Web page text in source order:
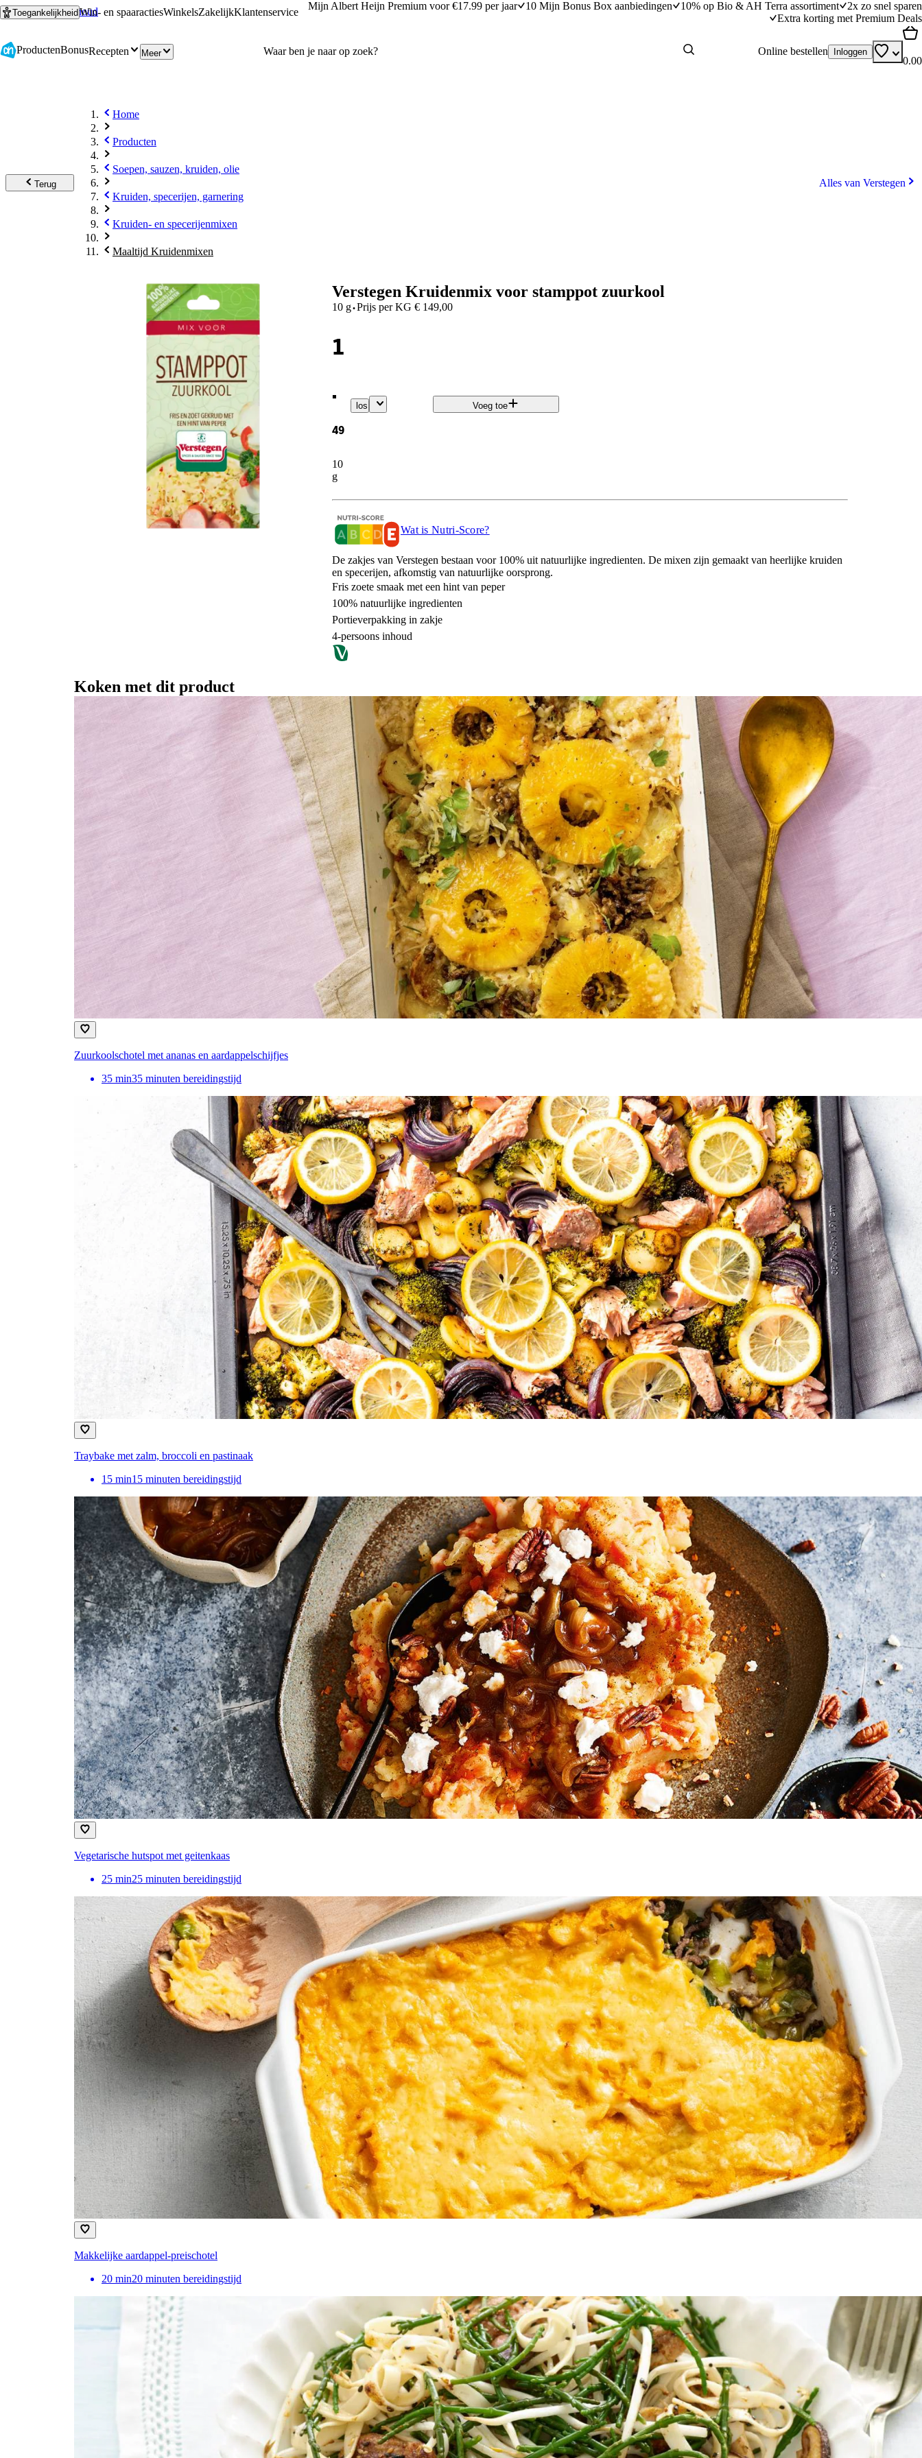
Ga naar hoofdinhoud
Ga naar zoeken
ToegankelijkheidWin- en spaaractiesWinkelsZakelijkKlantenservice
Mijn Albert Heijn Premium voor €17.99 per jaar 10 Mijn Bonus Box aanbiedingen 10% op Bio & AH Terra assortiment
2x zo snel sparen
Extra korting met Premium Deals
ProductenBonusRecepten Meer Online bestellen Inloggen
0.00
Terug
Home
Producten
Soepen, sauzen, kruiden, olie
Kruiden, specerijen, garnering
Kruiden- en specerijenmixen
Maaltijd Kruidenmixen
Alles van Verstegen
Verstegen Kruidenmix voor stamppot zuurkool
10 g·Prijs per KG € 149,00
1
.
49
10
g
los Voeg toe
Wat is Nutri-Score?
De zakjes van Verstegen bestaan voor 100% uit natuurlijke ingredienten. De mixen zijn gemaakt van heerlijke kruiden
en specerijen, afkomstig van natuurlijke oorsprong.
Fris zoete smaak met een hint van peper
100% natuurlijke ingredienten
Portieverpakking in zakje
4-persoons inhoud
Koken met dit product
Zuurkoolschotel met ananas en aardappelschijfjes
35 min35 minuten bereidingstijd
Traybake met zalm, broccoli en pastinaak
15 min15 minuten bereidingstijd
Vegetarische hutspot met geitenkaas
25 min25 minuten bereidingstijd
Makkelijke aardappel-preischotel
20 min20 minuten bereidingstijd